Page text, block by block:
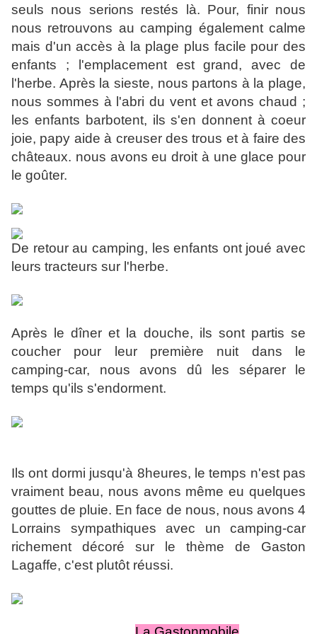
seuls nous serions restés là. Pour, finir nous
nous retrouvons au camping également calme
mais d'un accès à la plage plus facile pour des
enfants ; l'emplacement est grand, avec de
l'herbe. Après la sieste, nous partons à la plage,
nous sommes à l'abri du vent et avons chaud ;
les enfants barbotent, ils s'en donnent à coeur
joie, papy aide à creuser des trous et à faire des
châteaux. nous avons eu droit à une glace pour
le goûter.
De retour au camping, les enfants ont joué avec
leurs tracteurs sur l'herbe.
Après le dîner et la douche, ils sont partis se
coucher pour leur première nuit dans le
camping-car, nous avons dû les séparer le
temps qu'ils s'endorment.
Ils ont dormi jusqu'à 8heures, le temps n'est pas
vraiment beau, nous avons même eu quelques
gouttes de pluie. En face de nous, nous avons 4
Lorrains sympathiques avec un camping-car
richement décoré sur le thème de Gaston
Lagaffe, c'est plutôt réussi.